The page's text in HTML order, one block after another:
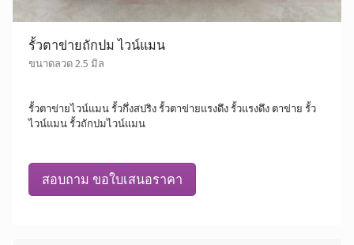
รั้วตาข่ายถักปม ไวน์แมน
ขนาดลวด 2.5 มิล
รั้วตาข่ายไวน์แมน รั้วกึ่งสปริง รั้วตาข่ายแรงดึง รั้วแรงดึง ตาข่าย รั้ว
ไวน์แมน รั้วถักปมไวน์แมน
สอบถาม ขอใบเสนอราคา